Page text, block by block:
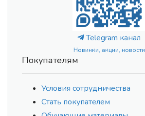
Telegram канал
Новинки, акции, новости
Покупателям
Условия сотрудничества
Стать покупателем